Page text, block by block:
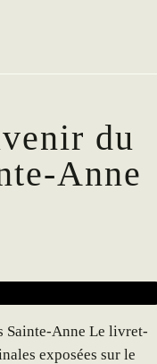
du
Anne
Sainte-Anne Le livret-
exposées sur le